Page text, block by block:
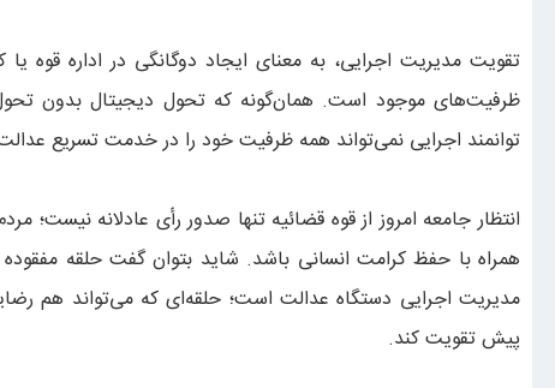
تقویت مدیریت اجرایی، به معنای ایجاد دوگانگی در اداره قوه
ظرفیت‌های موجود است. همان‌گونه که تحول دیجیتال بدون
توانمند اجرایی نمی‌تواند همه ظرفیت خود را در خدمت تسریع
انتظار جامعه امروز از قوه قضائیه تنها صدور رأی عادلانه نیست؛
همراه با حفظ کرامت انسانی باشد. شاید بتوان گفت حلقه
مدیریت اجرایی دستگاه عدالت است؛ حلقه‌ای که می‌تواند هم
پیش تقویت کند.